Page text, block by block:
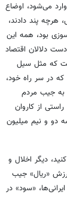
می‌شود، اوضاع
پند دادند،
بود، همه این
دلالان اقتصاد
که مثل سیل
در سر راه خود،
به جیب مردم
از کاروان
دو و نیم میلیون
دیگر اخلال و
«ریال» جیب
«سود» در